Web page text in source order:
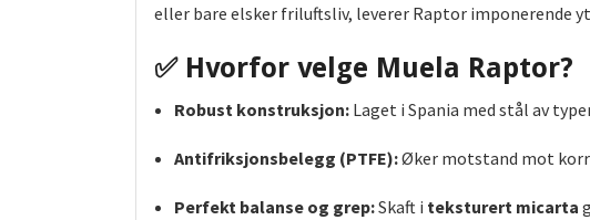
eller bare elsker friluftsliv, leverer Raptor imponerende
✅ Hvorfor velge Muela Raptor?
Robust konstruksjon:Laget i Spania med stål av
Antifriksjonsbelegg (PTFE):Øker motstand mot
Perfekt balanse og grep:Skaft i teksturert micarta